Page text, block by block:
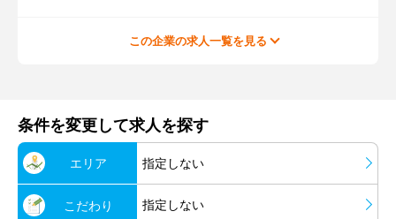
この企業の求人一覧を見る
条件を変更して求人を探す
エリア 指定しない
こだわり 指定しない